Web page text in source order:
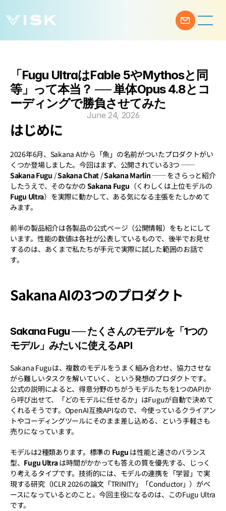
「Fugu UltraはFable 5やMythosと同
等」って本当？ ── 単体Opus 4.8とコ
ーディングで勝負させてみた
June 24, 2026
はじめに
2026年6月、Sakana AIから「魚」の名前がついたプロダクトがい
Sakana Fugu / Sakana Chat / Sakana Marlin ── をさらっと紹介
したうえで、そのなかの Sakana Fugu
Fugu Ultra）を実際に動かして、ある気になる主張をたしかめて
みます。
前半の製品紹介は各製品の公式ページ（公開情報）をもとにして
います。性能の数値は各社が公表しているもので、後半でお見せ
するのは、あくまで私たちが手元で実際に試した範囲のお話で
す。
Sakana AIの3つのプロダクト
Sakana Fugu ── たくさんのモデルを「1つの
モデル」みたいに使えるAPI
Sakana Fuguは、複数のモデルをうまく組み合わせ、協力させな
がら難しいタスクを解いていく、という発想のプロダクトです。
公式の説明によると、得意分野のちがうモデルたちを1つのAPIか
ら呼び出せて、「どのモデルに任せるか」はFuguが自動で決めて
くれるそうです。OpenAI互換APIなので、今使っているクライアン
トやコーディングツールにそのまま差し込める、という手軽さも
売りになっています。
モデルは2種類あります。標準の Fugu は性能と速さのバランス
型、 Fugu Ultra は時間がかかっても答えの質を優先する、じっく
り考えるタイプです。技術的には、モデルの連携を「学習」で実
現する研究（ICLR 2026の論文「TRINITY」「Conductor」）がベ
ースになっているとのこと。今回主役になるのは、このFugu Ultra
です。